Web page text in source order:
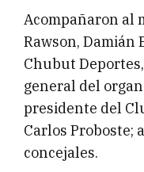
Acompañaron al
Rawson, Damián
Chubut
general del
presidente del
Carlos Proboste;
concejales.